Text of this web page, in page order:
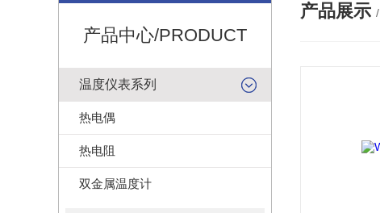
产品中心/PRODUCT
温度仪表系列
热电偶
热电阻
双金属温度计
产品展示